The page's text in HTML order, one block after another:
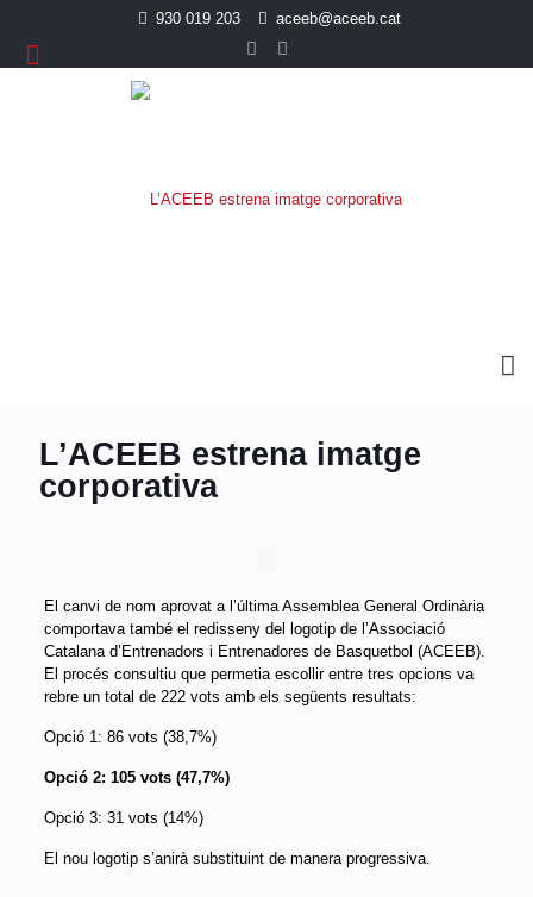
930 019 203 aceeb@aceeb.cat
L’ACEEB estrena imatge
corporativa
El canvi de nom aprovat a l’última Assemblea General Ordinària
comportava també el redisseny del logotip de l’Associació
Catalana d’Entrenadors i Entrenadores de Basquetbol (ACEEB).
El procés consultiu que permetia escollir entre tres opcions va
rebre un total de 222 vots amb els següents resultats:
Opció 1: 86 vots (38,7%)
Opció 2: 105 vots (47,7%)
Opció 3: 31 vots (14%)
El nou logotip s’anirà substituint de manera progressiva.